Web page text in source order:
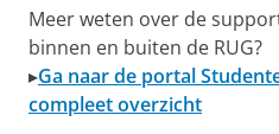
Meer weten over de
binnen en buiten de RUG?
▸Ga naar de portal
compleet overzicht